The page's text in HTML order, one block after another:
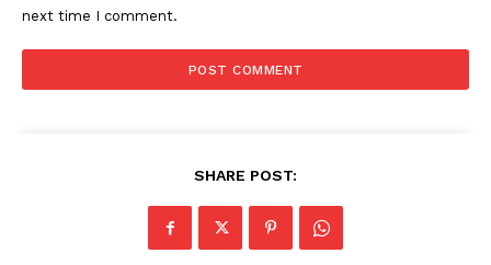
next time I comment.
SHARE POST: